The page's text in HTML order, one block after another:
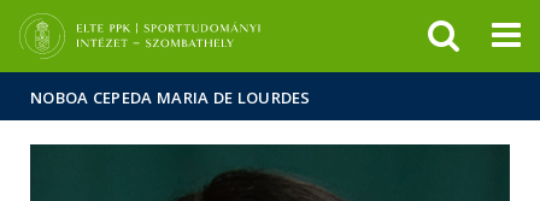
Hírek
Események
ELTE a
sajtóban
NOBOA CEPEDA MARIA DE LOURDES